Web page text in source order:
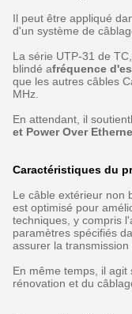
Il peut être appliqué
d'un système de
La série UTP-31 de
blindé afréquence
que les autres câbles
MHz.
En attendant, il soutient
et Power Over
Caractéristiques du
Le câble extérieur non
est optimisé pour
techniques, y compris
paramètres spécifiés
assurer la
En même temps, il
rénovation et du